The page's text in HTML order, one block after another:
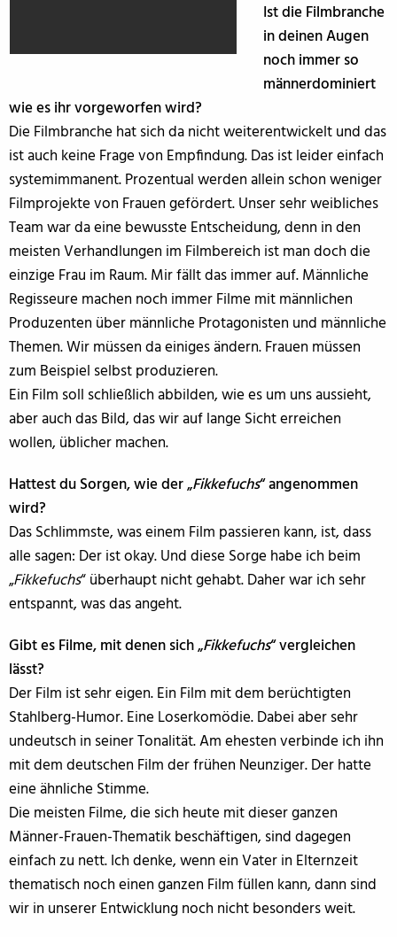
Ist die Filmbranche
in deinen Augen
noch immer so
männerdominiert
wie es ihr vorgeworfen wird?
Die Filmbranche hat sich da nicht weiterentwickelt und das
ist auch keine Frage von Empfindung. Das ist leider einfach
systemimmanent. Prozentual werden allein schon weniger
Filmprojekte von Frauen gefördert. Unser sehr weibliches
Team war da eine bewusste Entscheidung, denn in den
meisten Verhandlungen im Filmbereich ist man doch die
einzige Frau im Raum. Mir fällt das immer auf. Männliche
Regisseure machen noch immer Filme mit männlichen
Produzenten über männliche Protagonisten und männliche
Themen. Wir müssen da einiges ändern. Frauen müssen
zum Beispiel selbst produzieren.
Ein Film soll schließlich abbilden, wie es um uns aussieht,
aber auch das Bild, das wir auf lange Sicht erreichen
wollen, üblicher machen.
Hattest du Sorgen, wie der „Fikkefuchs“ angenommen
wird?
Das Schlimmste, was einem Film passieren kann, ist, dass
alle sagen: Der ist okay. Und diese Sorge habe ich beim
„Fikkefuchs“ überhaupt nicht gehabt. Daher war ich sehr
entspannt, was das angeht.
Gibt es Filme, mit denen sich „Fikkefuchs“ vergleichen
lässt?
Der Film ist sehr eigen. Ein Film mit dem berüchtigten
Stahlberg-Humor. Eine Loserkomödie. Dabei aber sehr
undeutsch in seiner Tonalität. Am ehesten verbinde ich ihn
mit dem deutschen Film der frühen Neunziger. Der hatte
eine ähnliche Stimme.
Die meisten Filme, die sich heute mit dieser ganzen
Männer-Frauen-Thematik beschäftigen, sind dagegen
einfach zu nett. Ich denke, wenn ein Vater in Elternzeit
thematisch noch einen ganzen Film füllen kann, dann sind
wir in unserer Entwicklung noch nicht besonders weit.